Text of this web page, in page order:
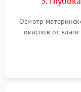
Осмотр
окислов от
дежурных